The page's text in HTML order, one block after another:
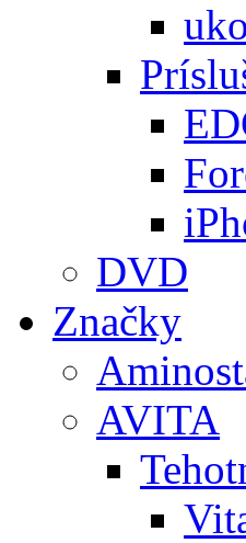
DVD
Značky
AVITA